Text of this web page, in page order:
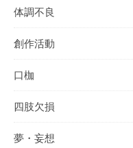
体調不良
創作活動
口枷
四肢欠損
夢・妄想